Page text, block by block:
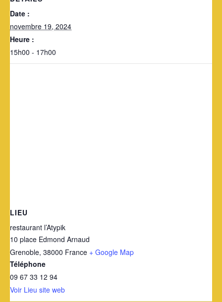
Date :
novembre 19, 2024
Heure :
15h00 - 17h00
LIEU
restaurant l’Atypik
10 place Edmond Arnaud
Grenoble, 38000 France + Google Map
Téléphone
09 67 33 12 94
Voir Lieu site web